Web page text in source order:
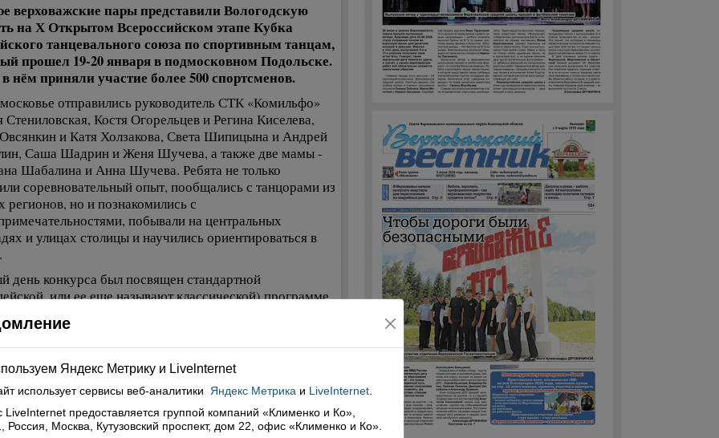
верховажские пары представили Вологодскую
на Х Открытом Всероссийском этапе Кубка
танцевального союза по спортивным танцам,
прошел 19-20 января в подмосковном Подольске.
нём приняли участие более 500 спортсменов.
отправились руководитель СТК «Комильфо»
Костя Огорельцев и Регина Киселева,
и Катя Холзакова, Света Шипицына и Андрей
Саша Шадрин и Женя Шучева, а также две мамы -
Шабалина и Анна Шучева. Ребята не только
соревновательный опыт, пообщались с танцорами из
регионов, но и познакомились с
побывали на центральных
и улицах столицы и научились ориентироваться в
день конкурса был посвящен стандартной
или ее еще называют классической) программе,
венский вальс, медленный фокстрот и квикстеп. Второй
это ча-ча-ча, самба, румба, пасодобль,
По форме проведения этот турнир был
рейтинговый. То есть 6-8 пар, которые
финал в своем классе, далее выходили на паркет со
более высокого класса.
Яндекс Метрику и Livelnternet
использует сервисы веб-аналитики Яндекс Метрика и LiveInternet
LiveInternet предоставляется группой компаний «Клименко и Ко»,
Россия, Москва, Кутузовский проспект, дом 22, офис «Клименко и Ко».